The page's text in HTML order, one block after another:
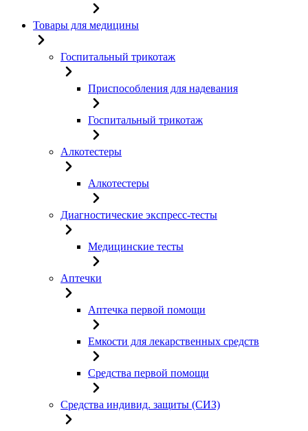
Товары для медицины
Госпитальный трикотаж
Приспособления для надевания
Госпитальный трикотаж
Алкотестеры
Алкотестеры
Диагностические экспресс-тесты
Медицинские тесты
Аптечки
Аптечка первой помощи
Емкости для лекарственных средств
Средства первой помощи
Средства индивид. защиты (СИЗ)